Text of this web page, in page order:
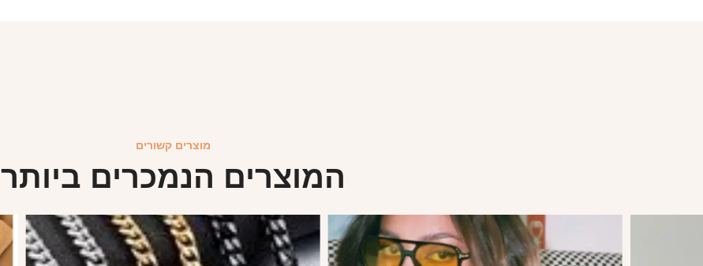
מוצרים קשורים
המוצרים הנמכרים ביותר